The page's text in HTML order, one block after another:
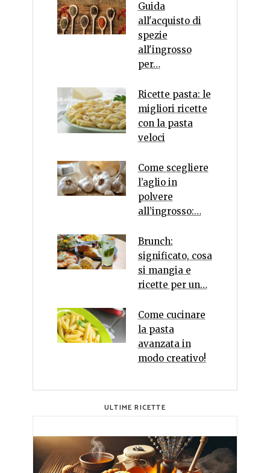
Guida
all'acquisto di
spezie
all'ingrosso
per…
Ricette pasta: le
migliori ricette
con la pasta
veloci
Come scegliere
l’aglio in
polvere
all’ingrosso:…
Brunch:
significato, cosa
si mangia e
ricette per un…
Come cucinare
la pasta
avanzata in
modo creativo!
ULTIME RICETTE